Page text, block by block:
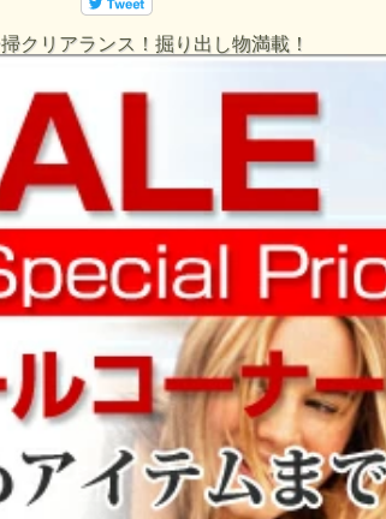
クリアランス！掘り出し物満載！